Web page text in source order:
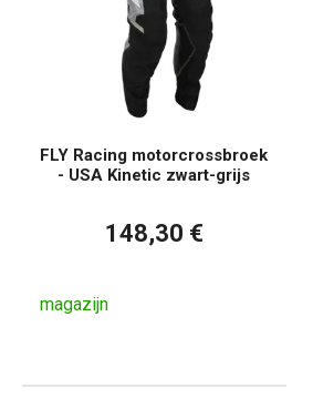
FLY Racing motorcrossbroek
- USA Kinetic zwart-grijs
148,30 €
magazijn